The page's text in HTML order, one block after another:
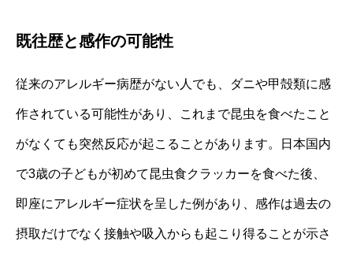
既往歴と感作の可能性
従来のアレルギー病歴がない人でも、ダニや甲殻類に感
作されている可能性があり、これまで昆虫を食べたこと
がなくても突然反応が起こることがあります。日本国内
で3歳の子どもが初めて昆虫食クラッカーを食べた後、
即座にアレルギー症状を呈した例があり、感作は過去の
摂取だけでなく接触や吸入からも起こり得ることが示さ